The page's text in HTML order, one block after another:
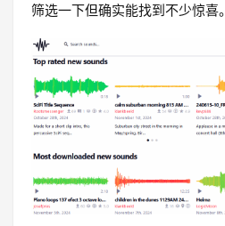
筛选一下但确实能找到不少惊喜。